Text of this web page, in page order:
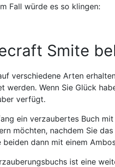
Fall würde es so klingen:
Smite
verschiedene Arten
werden. Wenn Sie Glück
verfügt.
ein verzaubertes Buch
möchten, nachdem Sie
dann mit einem
ist eine